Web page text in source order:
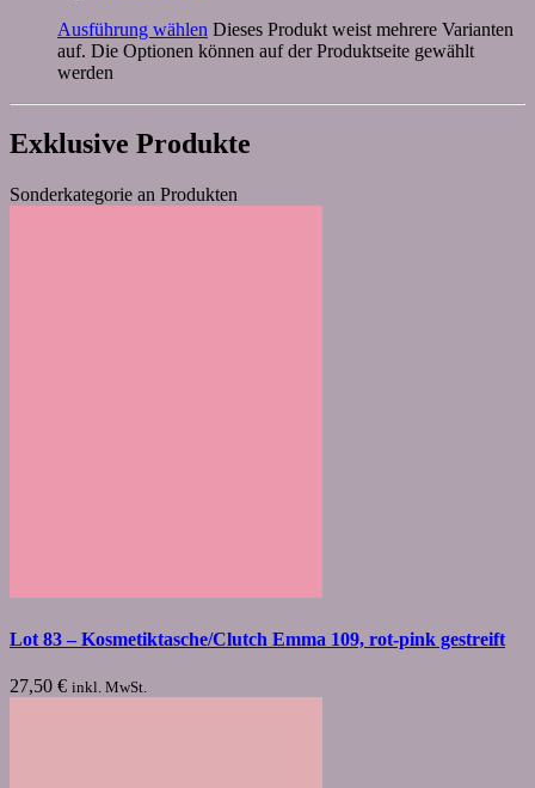
Ausführung wählen Dieses Produkt weist mehrere Varianten
auf. Die Optionen können auf der Produktseite gewählt
werden
Exklusive Produkte
Sonderkategorie an Produkten
Lot 83 – Kosmetiktasche/Clutch Emma 109, rot-pink gestreift
27,50 € inkl. MwSt.